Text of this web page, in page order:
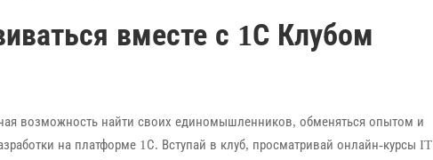
вместе с 1С Клубом
возможность найти своих единомышленников, обменяться опытом и
на платформе 1С. Вступай в клуб, просматривай онлайн-курсы IT